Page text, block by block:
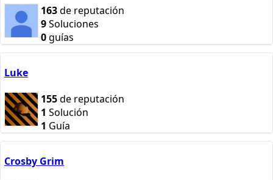
163de reputación
9Soluciones
0guías
Luke
155de reputación
1 Solución
1 Guía
Crosby Grim